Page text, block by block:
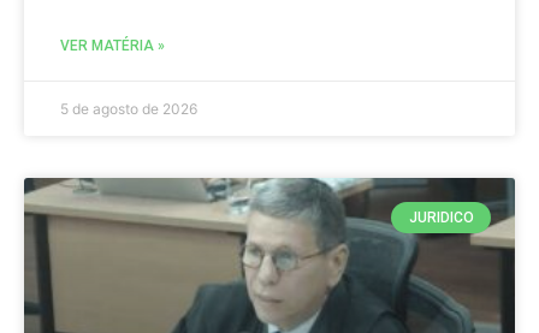
VER MATÉRIA »
5 de agosto de 2026
JURIDICO